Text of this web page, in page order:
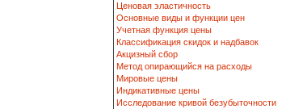
Ценовая эластичность
Основные виды и функции цен
Учетная функция цены
Классификация скидок и надбавок
Акцизный сбор
Метод опирающийся на расходы
Мировые цены
Индикативные цены
Исследование кривой безубыточности